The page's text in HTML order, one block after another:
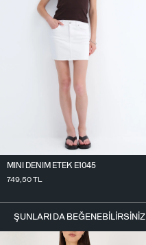
MINI DENIM ETEK E1045
749,50TL
ŞUNLARI DA BEĞENEBILIRSINIZ